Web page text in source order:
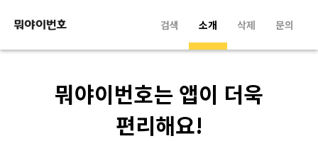
검색 소개 삭제 문의
뭐야이번호는 앱이 더욱
편리해요!